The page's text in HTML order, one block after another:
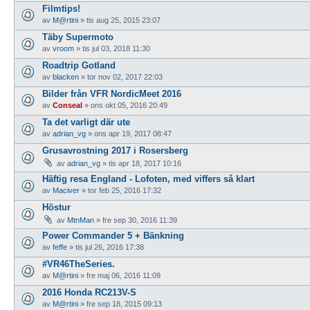
Filmtips!
av M@rtini » tis aug 25, 2015 23:07
Täby Supermoto
av vroom » tis jul 03, 2018 11:30
Roadtrip Gotland
av blacken » tor nov 02, 2017 22:03
Bilder från VFR NordicMeet 2016
av Conseal » ons okt 05, 2016 20:49
Ta det varligt där ute
av adrian_vg » ons apr 19, 2017 08:47
Grusavrostning 2017 i Rosersberg
av adrian_vg » tis apr 18, 2017 10:16
Häftig resa England - Lofoten, med viffers så klart
av Maciver » tor feb 25, 2016 17:32
Höstur
av MtnMan » fre sep 30, 2016 11:39
Power Commander 5 + Bänkning
av feffe » tis jul 26, 2016 17:38
#VR46TheSeries.
av M@rtini » fre maj 06, 2016 11:09
2016 Honda RC213V-S
av M@rtini » fre sep 18, 2015 09:13